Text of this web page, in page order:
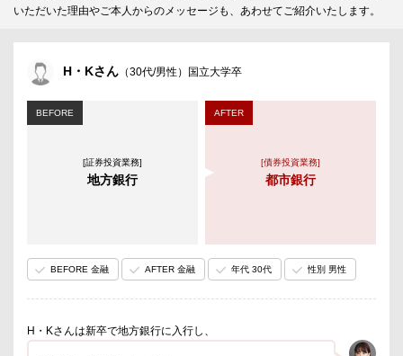
いただいた理由やご本人からのメッセージも、あわせてご紹介いたします。
H・Kさん （30代/男性）国立大学卒
BEFORE
[証券投資業務]
地方銀行
AFTER
[債券投資業務]
都市銀行
BEFORE 金融 AFTER 金融 年代 30代 性別 男性
H・Kさんは新卒で地方銀行に入行し、